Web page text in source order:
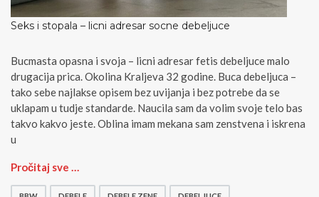
Seks i stopala – licni adresar socne debeljuce
Bucmasta opasna i svoja – licni adresar fetis debeljuce malo
drugacija prica. Okolina Kraljeva 32 godine. Buca debeljuca –
tako sebe najlakse opisem bez uvijanja i bez potrebe da se
uklapam u tudje standarde. Naucila sam da volim svoje telo bas
takvo kakvo jeste. Oblina imam mekana sam zenstvena i iskrena
u
S
Pročitaj sve …